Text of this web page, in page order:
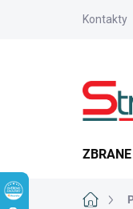
Kontakty
ZBRANE
Domov